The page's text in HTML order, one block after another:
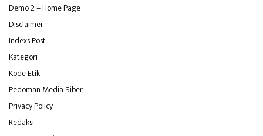
Demo 2 – Home Page
Disclaimer
Indexs Post
Kategori
Kode Etik
Pedoman Media Siber
Privacy Policy
Redaksi